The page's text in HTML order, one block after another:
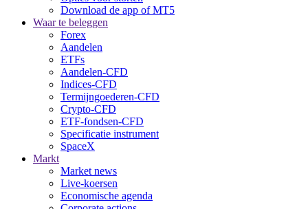
Download de app of MT5
Waar te beleggen
Forex
Aandelen
ETFs
Aandelen-CFD
Indices-CFD
Termijngoederen-CFD
Crypto-CFD
ETF-fondsen-CFD
Specificatie instrument
SpaceX
Markt
Market news
Live-koersen
Economische agenda